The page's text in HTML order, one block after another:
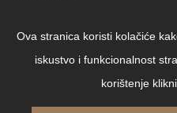
Ova stranica koristi kolačiće
iskustvo i funkcionalnost
korištenje